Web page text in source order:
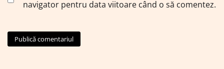
navigator pentru data viitoare când o să comentez.